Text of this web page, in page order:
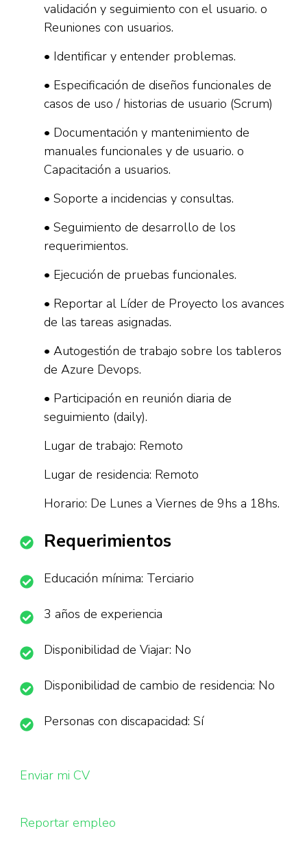
validación y seguimiento con el usuario. o
Reuniones con usuarios.
• Identificar y entender problemas.
• Especificación de diseños funcionales de
casos de uso / historias de usuario (Scrum)
• Documentación y mantenimiento de
manuales funcionales y de usuario. o
Capacitación a usuarios.
• Soporte a incidencias y consultas.
• Seguimiento de desarrollo de los
requerimientos.
• Ejecución de pruebas funcionales.
• Reportar al Líder de Proyecto los avances
de las tareas asignadas.
• Autogestión de trabajo sobre los tableros
de Azure Devops.
• Participación en reunión diaria de
seguimiento (daily).
Lugar de trabajo: Remoto
Lugar de residencia: Remoto
Horario: De Lunes a Viernes de 9hs a 18hs.
Requerimientos
Educación mínima: Terciario
3 años de experiencia
Disponibilidad de Viajar: No
Disponibilidad de cambio de residencia: No
Personas con discapacidad: Sí
Enviar mi CV
Reportar empleo